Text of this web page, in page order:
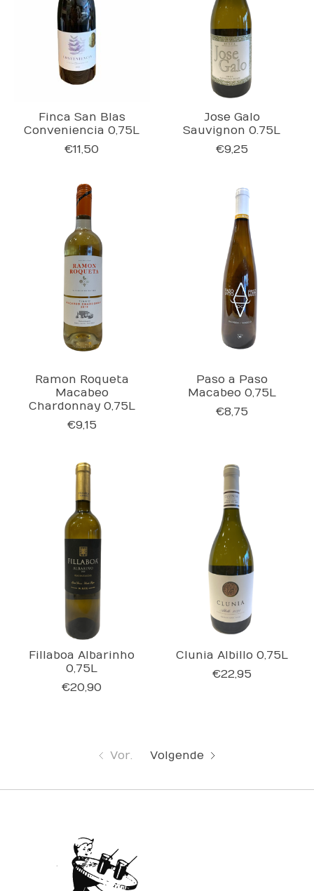
Finca San Blas
Conveniencia 0,75L
€11,50
Jose Galo
Sauvignon 0.75L
€9,25
Ramon Roqueta
Macabeo
Chardonnay 0,75L
€9,15
Paso a Paso
Macabeo 0,75L
€8,75
Fillaboa Albarinho
0,75L
€20,90
Clunia Albillo 0,75L
€22,95
Vor. Volgende